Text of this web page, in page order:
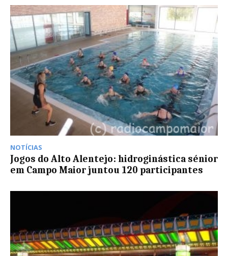
NOTÍCIAS
Jogos do Alto Alentejo: hidroginástica sénior
em Campo Maior juntou 120 participantes